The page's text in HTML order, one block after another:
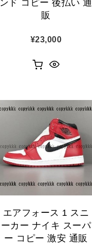
ンド コピー 後払い 通
販
¥23,000
エアフォース 1 スニ
ーカー ナイキ スーパ
ー コピー 激安 通販